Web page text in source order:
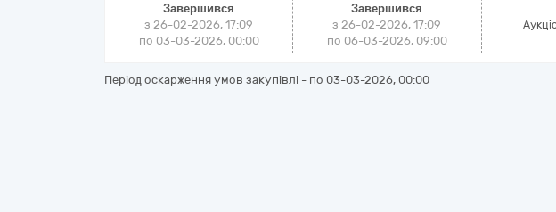
Завершився
з 26-02-2026, 17:09
по 03-03-2026, 00:00
Завершився
з 26-02-2026, 17:09
по 06-03-2026, 09:00
Період оскарження умов закупівлі - по 03-03-2026, 00:00